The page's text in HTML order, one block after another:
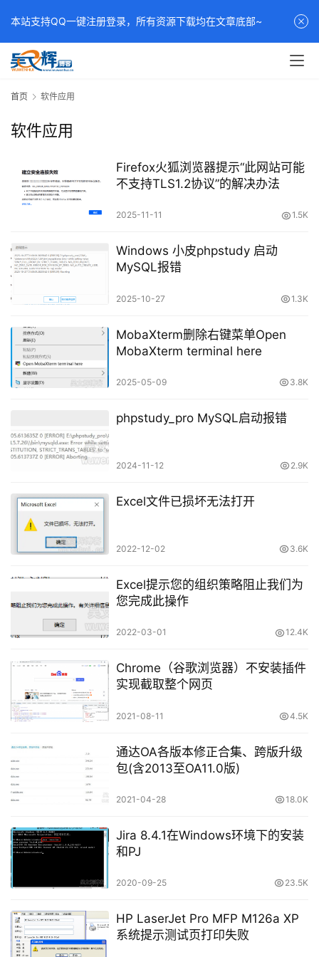
首页 软件应用
软件应用
Firefox火狐浏览器提示“此网站可能
不支持TLS1.2协议”的解决办法
2025-11-11 1.5K
Windows 小皮phpstudy 启动
MySQL报错
2025-10-27 1.3K
MobaXterm删除右键菜单Open
MobaXterm terminal here
2025-05-09 3.8K
phpstudy_pro MySQL启动报错
2024-11-12 2.9K
Excel文件已损坏无法打开
2022-12-02 3.6K
Excel提示您的组织策略阻止我们为
您完成此操作
2022-03-01 12.4K
Chrome（谷歌浏览器）不安装插件
实现截取整个网页
2021-08-11 4.5K
通达OA各版本修正合集、跨版升级
包(含2013至OA11.0版)
2021-04-28 18.0K
Jira 8.4.1在Windows环境下的安装
和PJ
2020-09-25 23.5K
HP LaserJet Pro MFP M126a XP
系统提示测试页打印失败
本站支持QQ一键注册登录，所有资源下载均在文章底部~